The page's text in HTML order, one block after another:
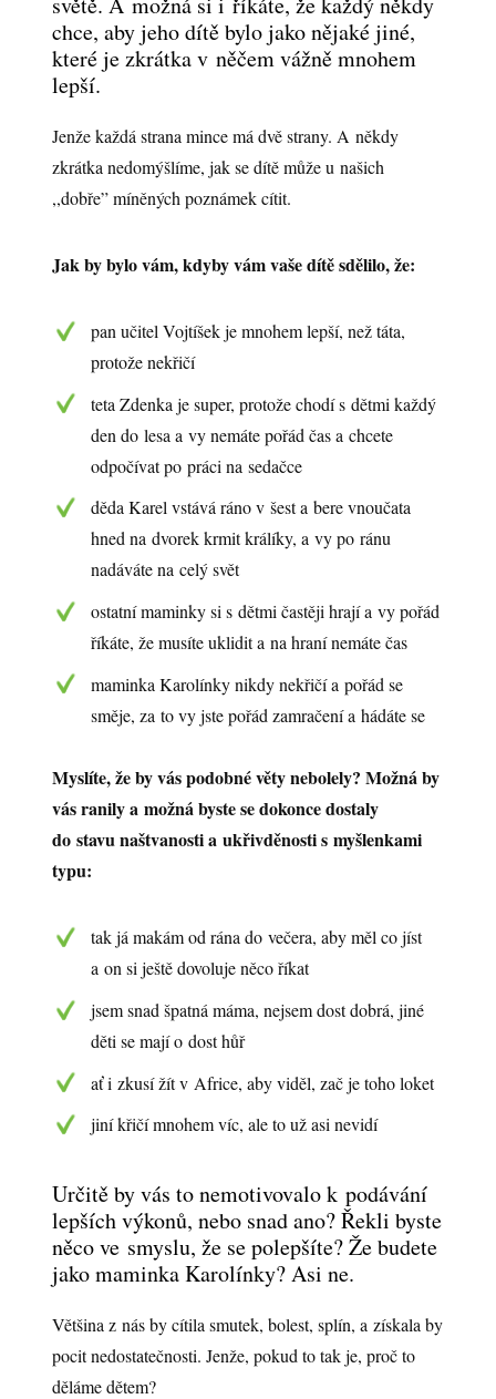
chce, aby jeho dítě bylo jako nějaké jiné,
které je zkrátka v něčem vážně mnohem
lepší.
Jenže každá strana mince má dvě strany. A někdy
zkrátka nedomýšlíme, jak se dítě může u našich
,,dobře” míněných poznámek cítit.
Jak by bylo vám, kdyby vám vaše dítě sdělilo, že:
pan učitel Vojtíšek je mnohem lepší, než táta,
protože nekřičí
teta Zdenka je super, protože chodí s dětmi každý
den do lesa a vy nemáte pořád čas a chcete
odpočívat po práci na sedačce
děda Karel vstává ráno v šest a bere vnoučata
hned na dvorek krmit králíky, a vy po ránu
nadáváte na celý svět
ostatní maminky si s dětmi častěji hrají a vy pořád
říkáte, že musíte uklidit a na hraní nemáte čas
maminka Karolínky nikdy nekřičí a pořád se
směje, za to vy jste pořád zamračení a hádáte se
Myslíte, že by vás podobné věty nebolely? Možná by
vás ranily a možná byste se dokonce dostaly
do stavu naštvanosti a ukřivděnosti s myšlenkami
typu:
tak já makám od rána do večera, aby měl co jíst
a on si ještě dovoluje něco říkat
jsem snad špatná máma, nejsem dost dobrá, jiné
děti se mají o dost hůř
ať i zkusí žít v Africe, aby viděl, zač je toho loket
jiní křičí mnohem víc, ale to už asi nevidí
Určitě by vás to nemotivovalo k podávání
lepších výkonů, nebo snad ano? Řekli byste
něco ve smyslu, že se polepšíte? Že budete
jako maminka Karolínky? Asi ne.
Většina z nás by cítila smutek, bolest, splín, a získala by
pocit nedostatečnosti. Jenže, pokud to tak je, proč to
děláme dětem?